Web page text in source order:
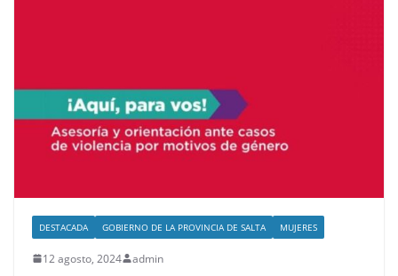
DESTACADA GOBIERNO DE LA PROVINCIA DE SALTA MUJERES
12 agosto, 2024 admin